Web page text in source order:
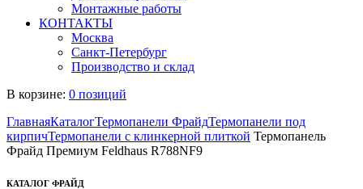
Монтажные работы
КОНТАКТЫ
Москва
Санкт-Петербург
Производство и склад
В корзине: 0 позиций
ГлавнаяКаталогТермопанели ФрайдТермопанели под
кирпичТермопанели с клинкерной плиткой Термопанель
Фрайд Премиум Feldhaus R788NF9
КАТАЛОГ ФРАЙД